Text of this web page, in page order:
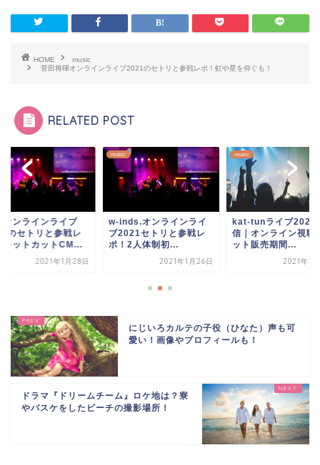
HOME
music
菅田将暉オンラインライブ2021のセトリと参戦レポ！虹や星を仰ぐも！
RELATED POST
オンラインライブ
のセトリと参戦レ
キットカットCM...
2021年1月28日
music
w-inds.オンラインライ
ブ2021セトリと参戦レ
ポ！2人体制初...
2021年1月26日
music
kat-tunライブ2021
信｜オンライン視聴
ット販売期間...
2021年2
にじいろカルテの子役（ひなた）声も可
愛い！画像やプロフィールも！
ドラマ『ドリームチーム』ロケ地は？寮
やバスケをしたビーチの撮影場所！